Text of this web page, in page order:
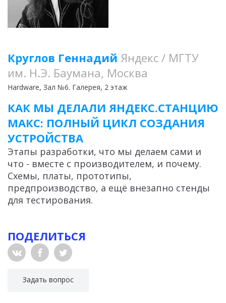
Круглов Геннадий Яндекс / МГТУ
им. Н.Э. Баумана, Москва
Hardware, Зал №6. Галерея, 2 этаж
КАК МЫ ДЕЛАЛИ ЯНДЕКС.СТАНЦИЮ
МАКС: ПОЛНЫЙ ЦИКЛ СОЗДАНИЯ
УСТРОЙСТВА
Этапы разработки, что мы делаем сами и
что - вместе с производителем, и почему.
Схемы, платы, прототипы,
предпроизводство, а ещё внезапно стенды
для тестирования.
ПОДЕЛИТЬСЯ
Задать вопрос